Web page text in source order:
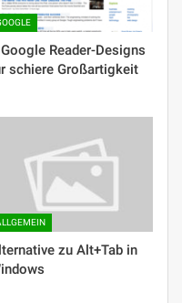
Reader-Designs
schiere Großartigkeit
zu Alt+Tab in